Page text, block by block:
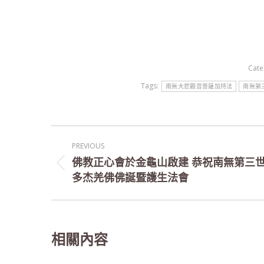
Tags:
南無大悲觀音菩薩加持法 南無第
Post
navigation
PREVIOUS
Previous
佛教正心會於金龜山啟建 恭祝南無第三
多杰羌佛佛誕暨護生法會
相關內容